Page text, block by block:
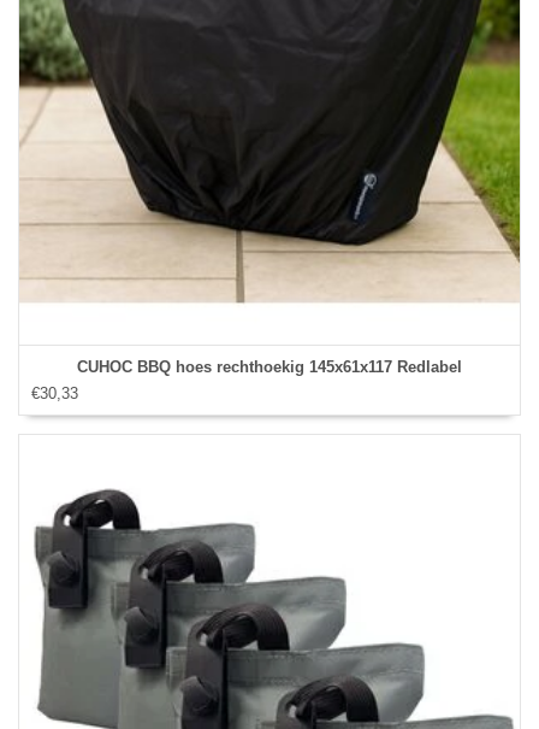
CUHOC BBQ hoes rechthoekig 145x61x117 Redlabel
€30,33